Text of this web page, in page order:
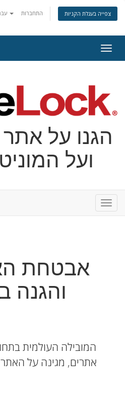
התחברות צפייה בעגלת הקניות
ניווט
הגנו על
ועל
ניווט
אבטחת
והגנה
אתרים, מגינה על